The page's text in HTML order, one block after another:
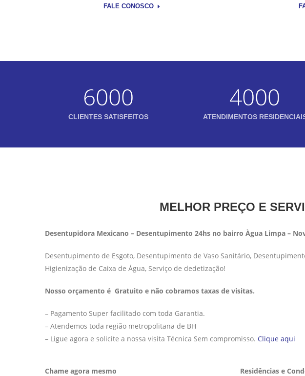
FALE CONOSCO
6000
CLIENTES SATISFEITOS
4000
ATENDIMENTOS
MELHOR PREÇO E
Desentupidora Mexicano – Desentupimento 24hs no bairro Àgua Limpa –
Desentupimento de Esgoto, Desentupimento de Vaso Sanitário,
Higienização de Caixa de Água, Serviço de dedetização!
Nosso orçamento é Gratuito e não cobramos taxas de visitas.
– Pagamento Super facilitado com toda Garantia.
– Atendemos toda região metropolitana de BH
– Ligue agora e solicite a nossa visita Técnica Sem compromisso. Clique aqui
Chame agora mesmo Residências e